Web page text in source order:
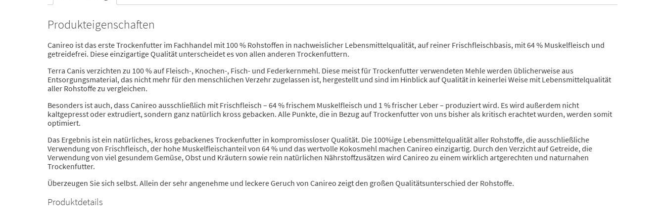
Produkteigenschaften
Canireo ist das erste Trockenfutter im Fachhandel mit 100 % Rohstoffen in nachweislicher Lebensmittelqualität, auf reiner Frischfleischbasis, mit 64 % Muskelfleisch und
getreidefrei. Diese einzigartige Qualität unterscheidet es von allen anderen Trockenfuttern.
Terra Canis verzichten zu 100 % auf Fleisch-, Knochen-, Fisch- und Federkernmehl. Diese meist für Trockenfutter verwendeten Mehle werden üblicherweise aus
Entsorgungsmaterial, das nicht mehr für den menschlichen Verzehr zugelassen ist, hergestellt und sind im Hinblick auf Qualität in keinerlei Weise mit Lebensmittelqualität
aller Rohstoffe zu vergleichen.
Besonders ist auch, dass Canireo ausschließlich mit Frischfleisch – 64 % frischem Muskelfleisch und 1 % frischer Leber – produziert wird. Es wird außerdem nicht
kaltgepresst oder extrudiert, sondern ganz natürlich kross gebacken. Alle Punkte, die in Bezug auf Trockenfutter von uns bisher als kritisch erachtet wurden, werden somit
optimiert.
Das Ergebnis ist ein natürliches, kross gebackenes Trockenfutter in kompromissloser Qualität. Die 100%ige Lebensmittelqualität aller Rohstoffe, die ausschließliche
Verwendung von Frischfleisch, der hohe Muskelfleischanteil von 64 % und das wertvolle Kokosmehl machen Canireo einzigartig. Durch den Verzicht auf Getreide, die
Verwendung von viel gesundem Gemüse, Obst und Kräutern sowie rein natürlichen Nährstoffzusätzen wird Canireo zu einem wirklich artgerechten und naturnahen
Trockenfutter.
Überzeugen Sie sich selbst. Allein der sehr angenehme und leckere Geruch von Canireo zeigt den großen Qualitätsunterschied der Rohstoffe.
Produktdetails